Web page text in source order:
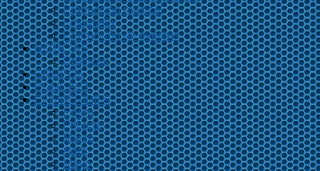
Producción musical
Fotografía
Producción de eventos
NOTICIAS
Crónicas
GRUPOS
PODCAST
EFEMÉRIDES
Enero
Febrero
Marzo
Abril
Mayo